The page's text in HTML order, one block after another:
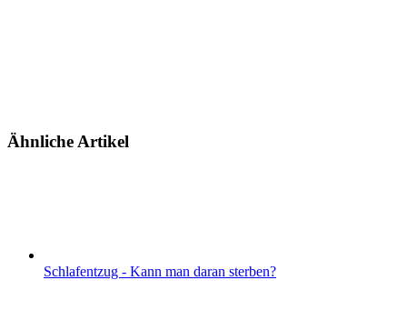
Ähnliche Artikel
Schlafentzug - Kann man daran sterben?